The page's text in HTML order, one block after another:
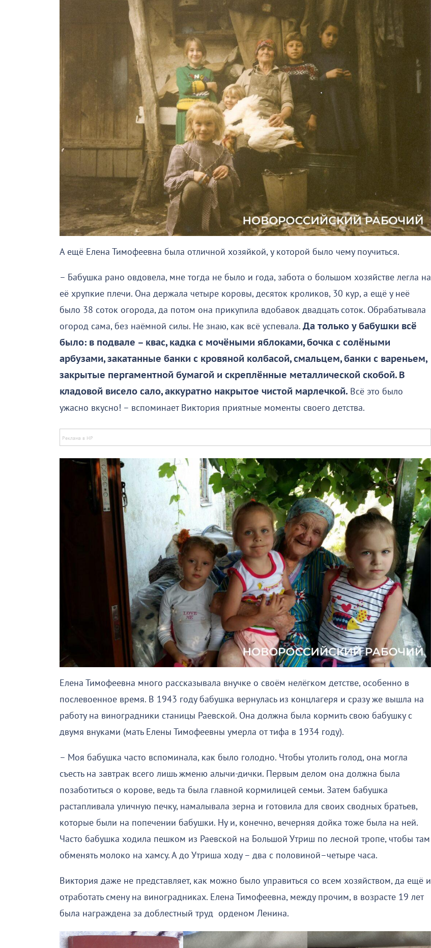
А ещё Елена Тимофеевна была отличной хозяйкой, у которой было чему поучиться.
– Бабушка рано овдовела, мне тогда не было и года, забота о большом хозяйстве легла на
её хрупкие плечи. Она держала четыре коровы, десяток кроликов, 30 кур, а ещё у неё
было 38 соток огорода, да потом она прикупила вдобавок двадцать соток. Обрабатывала
огород сама, без наёмной силы. Не знаю, как всё успевала. Да только у бабушки всё
было: в подвале – квас, кадка с мочёными яблоками, бочка с солёными
арбузами, закатанные банки с кровяной колбасой, смальцем, банки с вареньем,
закрытые пергаментной бумагой и скреплённые металлической скобой. В
кладовой висело сало, аккуратно накрытое чистой марлечкой. Всё это было
ужасно вкусно! – вспоминает Виктория приятные моменты своего детства.
Елена Тимофеевна много рассказывала внучке о своём нелёгком детстве, особенно в
послевоенное время. В 1943 году бабушка вернулась из концлагеря и сразу же вышла на
работу на виноградники станицы Раевской. Она должна была кормить свою бабушку с
двумя внуками (мать Елены Тимофеевны умерла от тифа в 1934 году).
– Моя бабушка часто вспоминала, как было голодно. Чтобы утолить голод, она могла
съесть на завтрак всего лишь жменю алычи-дички. Первым делом она должна была
позаботиться о корове, ведь та была главной кормилицей семьи. Затем бабушка
растапливала уличную печку, намалывала зерна и готовила для своих сводных братьев,
которые были на попечении бабушки. Ну и, конечно, вечерняя дойка тоже была на ней.
Часто бабушка ходила пешком из Раевской на Большой Утриш по лесной тропе, чтобы там
обменять молоко на хамсу. А до Утриша ходу – два с половиной–четыре часа.
Виктория даже не представляет, как можно было управиться со всем хозяйством, да ещё и
отработать смену на виноградниках. Елена Тимофеевна, между прочим, в возрасте 19 лет
была награждена за доблестный труд орденом Ленина.